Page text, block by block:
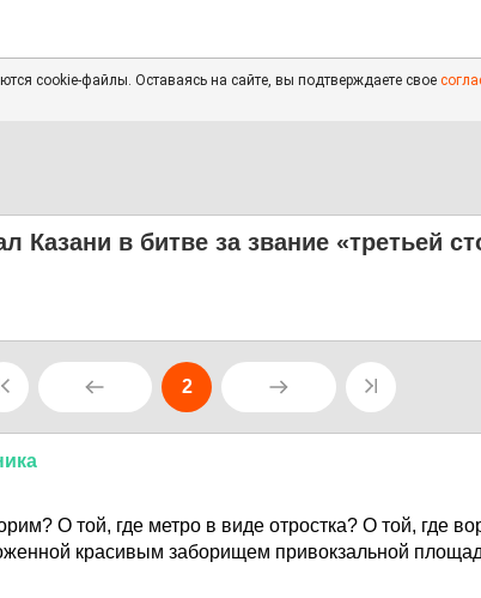
cookie-файлы. Оставаясь на сайте, вы подтверждаете свое
Казани в битве за звание «третьей
2
О той, где метро в виде отростка? О той, где
красивым заборищем привокзальной